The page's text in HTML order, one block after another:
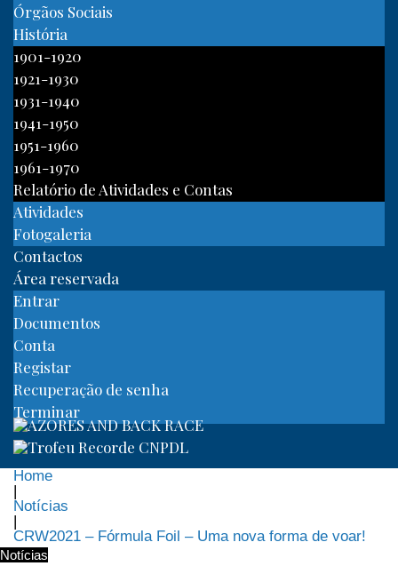
Órgãos Sociais
História
1901-1920
1921-1930
1931-1940
1941-1950
1951-1960
1961-1970
Relatório de Atividades e Contas
Atividades
Fotogaleria
Contactos
Área reservada
Entrar
Documentos
Conta
Registar
Recuperação de senha
Terminar
Home
|
Notícias
|
CRW2021 – Fórmula Foil – Uma nova forma de voar!
Notícias